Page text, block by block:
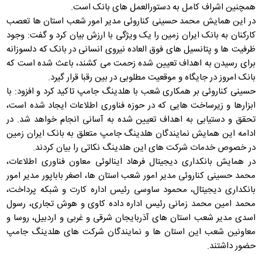
همچنین اشراف کامل به دستورالعمل های بانک است.
در این همایش محمد حسینی کناروئی مدیر امور شعب استان ها تعصب
کارکنان به بانک ایران زمین را یک ویژگی با ارزش بیان کرد و گفت: وجود
ظرفیت ها و پتانسیل های فوق العاده نیروی انسانی در بانک که دلسوزانه
برای رسیدن به اهداف تعیین شده زحمت می کشند، باعث شده است که
بانک امروز در جایگاه و موقعیت مطلوبی در بین رقبا قرار گیرد.
حسینی کناروئی بر همکاری شعب با هلدینگ جامپ تاکید کرد و افزود: با
ابزارها و زیرساخت هایی که در حوزه فناوری اطلاعات ایجاد شده است،
تحقق و دستیابی به اهداف تعیین شده به آسانی انجام خواهد شد. در
ادامه این همایش نمایندگان هلدینگ جامپ متعلق به بانک ایران زمین
در خصوص خدمات شرکت های این هلدینگ نکاتی را بیان کردند.
در همایش بانکداری دیجیتال فرهاد اینالوئی معاون فناوری اطلاعات،
محمد حسینی کناروئی مدیر امور شعب استان ها، اصغر باباپور مدیر امور
بانکداری دیجیتال، محمود ساوسی رئیس اداره کارت و شبکه پرداخت،
محمد امین محمد زمانی رئیس اداره داده کاوی و هوش تجاری، رسول
اسدی مدیر شعب استان های آذربایجان شرقی و غربی و اردبیل، روسا و
معاونین شعب این استان ها و نمایندگان شرکت های هلدینگ جامپ
حضور داشتند.